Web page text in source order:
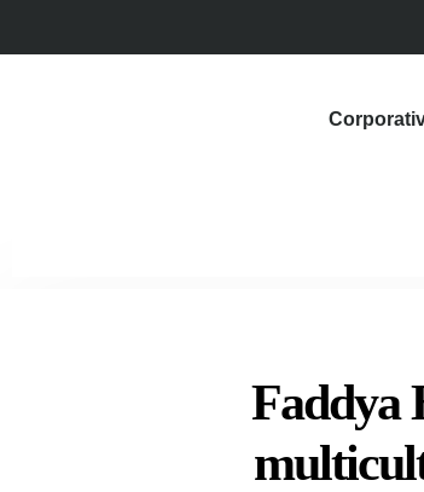
Faddya